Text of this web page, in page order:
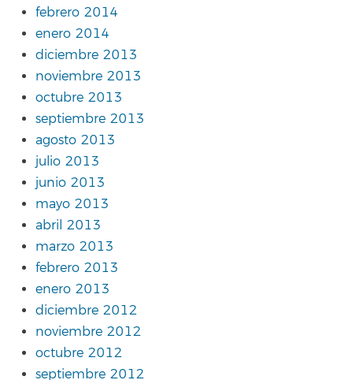
febrero 2014
enero 2014
diciembre 2013
noviembre 2013
octubre 2013
septiembre 2013
agosto 2013
julio 2013
junio 2013
mayo 2013
abril 2013
marzo 2013
febrero 2013
enero 2013
diciembre 2012
noviembre 2012
octubre 2012
septiembre 2012